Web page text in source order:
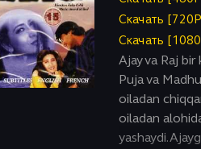
Скачать
Скачать
Ajay va Raj
Puja va
oiladan
oiladan
yashaydi.